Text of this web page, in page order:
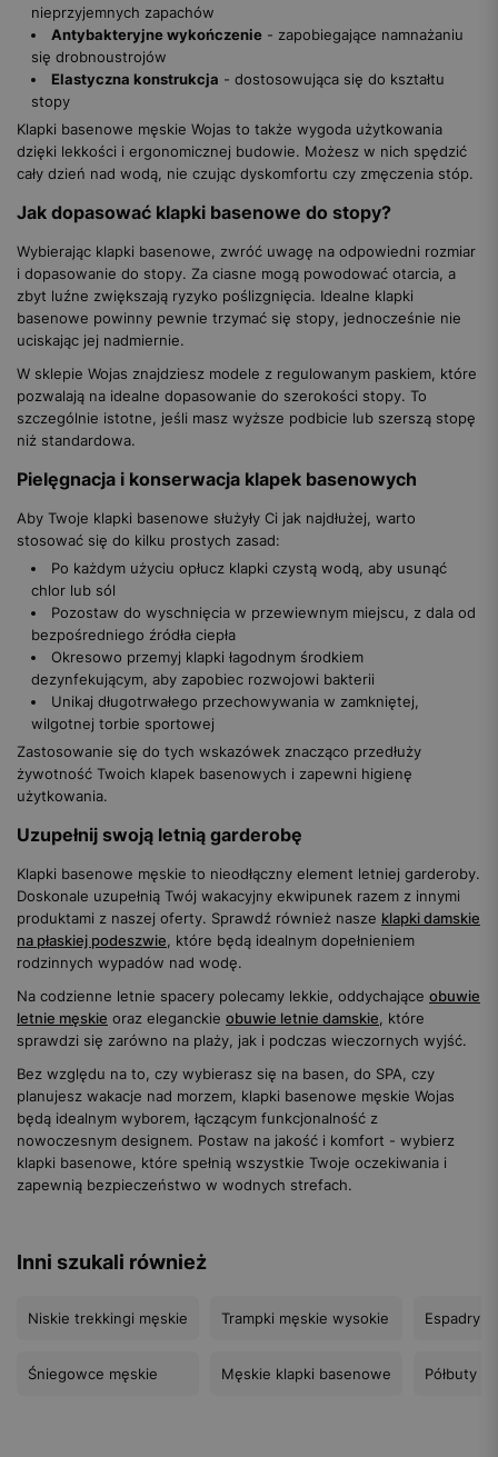
nieprzyjemnych zapachów
Antybakteryjne wykończenie- zapobiegające namnażaniu
się drobnoustrojów
Elastyczna konstrukcja - dostosowująca się do kształtu
stopy
Klapki basenowe męskie Wojas to także wygoda użytkowania
dzięki lekkości i ergonomicznej budowie. Możesz w nich spędzić
cały dzień nad wodą, nie czując dyskomfortu czy zmęczenia stóp.
Jak dopasować klapki basenowe do stopy?
Wybierając klapki basenowe, zwróć uwagę na odpowiedni rozmiar
i dopasowanie do stopy. Za ciasne mogą powodować otarcia, a
zbyt luźne zwiększają ryzyko poślizgnięcia. Idealne klapki
basenowe powinny pewnie trzymać się stopy, jednocześnie nie
uciskając jej nadmiernie.
W sklepie Wojas znajdziesz modele z regulowanym paskiem, które
pozwalają na idealne dopasowanie do szerokości stopy. To
szczególnie istotne, jeśli masz wyższe podbicie lub szerszą stopę
niż standardowa.
Pielęgnacja i konserwacja klapek basenowych
Aby Twoje klapki basenowe służyły Ci jak najdłużej, warto
stosować się do kilku prostych zasad:
Po każdym użyciu opłucz klapki czystą wodą, aby usunąć
chlor lub sól
Pozostaw do wyschnięcia w przewiewnym miejscu, z dala od
bezpośredniego źródła ciepła
Okresowo przemyj klapki łagodnym środkiem
dezynfekującym, aby zapobiec rozwojowi bakterii
Unikaj długotrwałego przechowywania w zamkniętej,
wilgotnej torbie sportowej
Zastosowanie się do tych wskazówek znacząco przedłuży
żywotność Twoich klapek basenowych i zapewni higienę
użytkowania.
Uzupełnij swoją letnią garderobę
Klapki basenowe męskie to nieodłączny element letniej garderoby.
Doskonale uzupełnią Twój wakacyjny ekwipunek razem z innymi
produktami z naszej oferty. Sprawdź również nasze klapki damskie
na płaskiej podeszwie , które będą idealnym dopełnieniem
rodzinnych wypadów nad wodę.
Na codzienne letnie spacery polecamy lekkie, oddychające obuwie
letnie męskie oraz eleganckie obuwie letnie damskie , które
sprawdzi się zarówno na plaży, jak i podczas wieczornych wyjść.
Bez względu na to, czy wybierasz się na basen, do SPA, czy
planujesz wakacje nad morzem, klapki basenowe męskie Wojas
będą idealnym wyborem, łączącym funkcjonalność z
nowoczesnym designem. Postaw na jakość i komfort - wybierz
klapki basenowe, które spełnią wszystkie Twoje oczekiwania i
zapewnią bezpieczeństwo w wodnych strefach.
Inni szukali również
Niskie trekkingi męskie
Śniegowce męskie
Trampki męskie wysokie
Męskie klapki basenowe
Espadryle
Półbuty